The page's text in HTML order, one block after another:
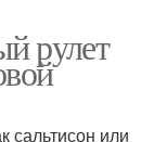
рулет
сальтисон или